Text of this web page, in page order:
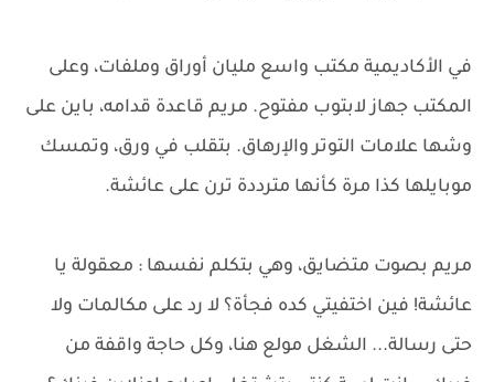
في الأكاديمية مكتب واسع مليان أوراق وملفات، وعلى
المكتب جهاز لابتوب مفتوح. مريم قاعدة قدامه، باين على
وشها علامات التوتر والإرهاق. بتقلب في ورق، وتمسك
موبايلها كذا مرة كأنها مترددة ترن على عائشة.
مريم بصوت متضايق، وهي بتكلم نفسها : معقولة يا
عائشة! فين اختفيتي كده فجأة؟ لا رد على مكالمات ولا
حتى رسالة... الشغل مولع هنا، وكل حاجة واقفة من